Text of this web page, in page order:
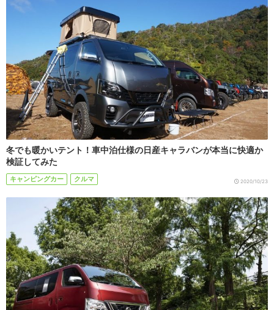
冬でも暖かいテント！車中泊仕様の日産キャラバンが本当に快適か
検証してみた
キャンピングカー クルマ 2020/10/23